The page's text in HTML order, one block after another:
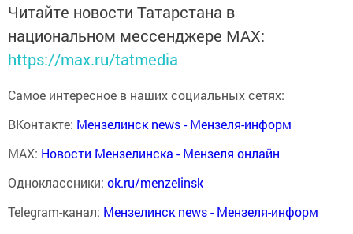
Читайте новости Татарстана в
национальном мессенджере MАХ:
https://max.ru/tatmedia
Самое интересное в наших социальных сетях:
ВКонтакте: Мензелинск news - Мензеля-информ
MAX: Новости Мензелинска - Мензеля онлайн
Одноклассники: ok.ru/menzelinsk
Telegram-канал: Мензелинск news - Мензеля-информ